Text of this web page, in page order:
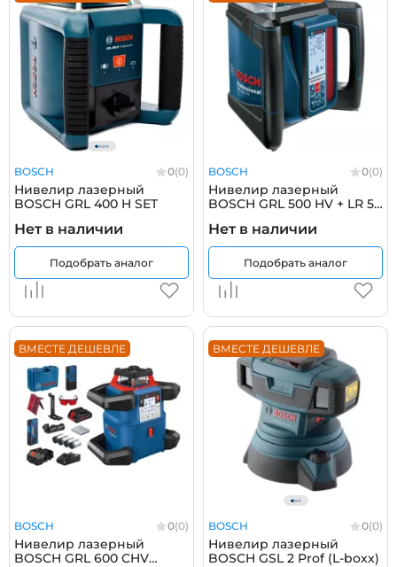
BOSCH 0(0)
Нивелир лазерный
BOSCH GRL 400 H SET
Нет в наличии
Подобрать аналог
BOSCH 0(0)
Нивелир лазерный
BOSCH GRL 500 HV + LR 50
Нет в наличии
Подобрать аналог
BOSCH 0(0)
Нивелир лазерный
BOSCH GRL 600 CHV
ВМЕСТЕ ДЕШЕВЛЕ
BOSCH 0(0)
Нивелир лазерный
BOSCH GSL 2 Prof (L-boxx)
ВМЕСТЕ ДЕШЕВЛЕ